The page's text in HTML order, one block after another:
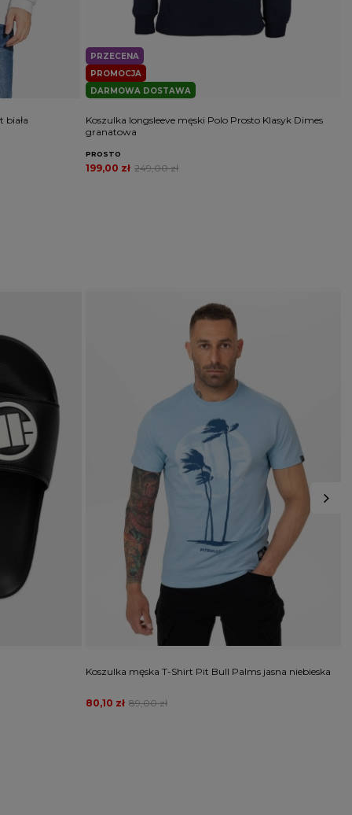
biała
PROMOCJA
PRZECENA
DARMOWA DOSTAWA
Koszulka longsleeve męski Polo Prosto Klasyk Dimes
granatowa
PROSTO
249,00 zł
199,00 zł
Koszulka męska T-Shirt Pit Bull Palms jasna niebieska
89,00 zł
80,10 zł